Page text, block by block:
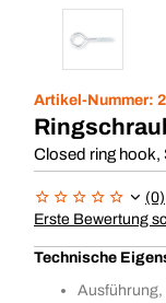
Artikel-Nummer:
Closed ring hook,
(0)
Erste Bewertung
Technische
Ausführung,